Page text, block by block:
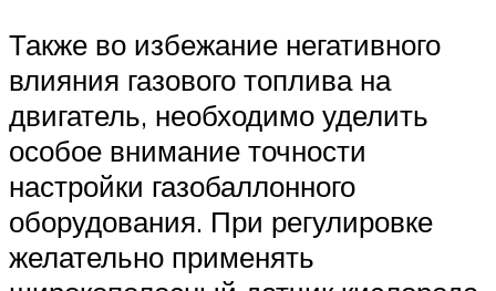
Также во избежание негативного
влияния газового топлива на
двигатель, необходимо уделить
особое внимание точности
настройки газобаллонного
оборудования. При регулировке
желательно применять